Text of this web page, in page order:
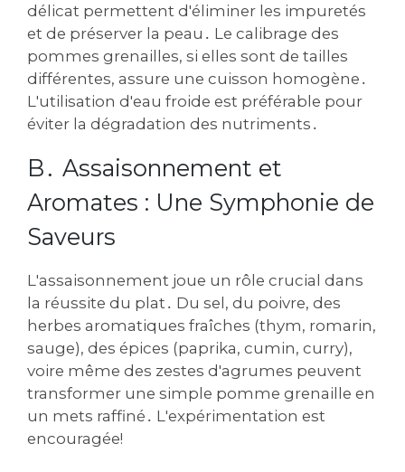
délicat permettent d'éliminer les impuretés
et de préserver la peau․ Le calibrage des
pommes grenailles, si elles sont de tailles
différentes, assure une cuisson homogène․
L'utilisation d'eau froide est préférable pour
éviter la dégradation des nutriments․
B․ Assaisonnement et
Aromates : Une Symphonie de
Saveurs
L'assaisonnement joue un rôle crucial dans
la réussite du plat․ Du sel, du poivre, des
herbes aromatiques fraîches (thym, romarin,
sauge), des épices (paprika, cumin, curry),
voire même des zestes d'agrumes peuvent
transformer une simple pomme grenaille en
un mets raffiné․ L'expérimentation est
encouragée!